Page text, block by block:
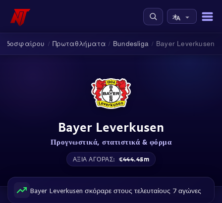
/ Πρωταθλήματα / Bundesliga / Bayer Leverkusen
Bayer Leverkusen
Προγνωστικά, στατιστικά & φόρμα
ΑΞΊΑ ΑΓΟΡΆΣ: €444.45m
Bayer Leverkusen σκόραρε στους τελευταίους 7 αγώνες